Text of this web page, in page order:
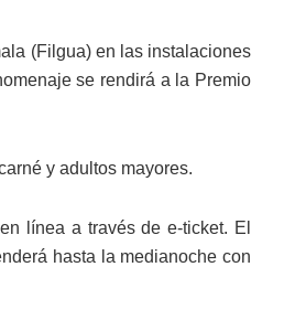
(Filgua) en las instalaciones
se rendirá a la Premio
y adultos mayores.
línea a través de e-ticket. El
hasta la medianoche con